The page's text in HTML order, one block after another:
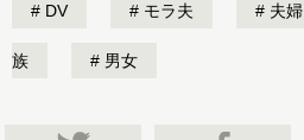
DV モラ夫 夫婦
族 男女